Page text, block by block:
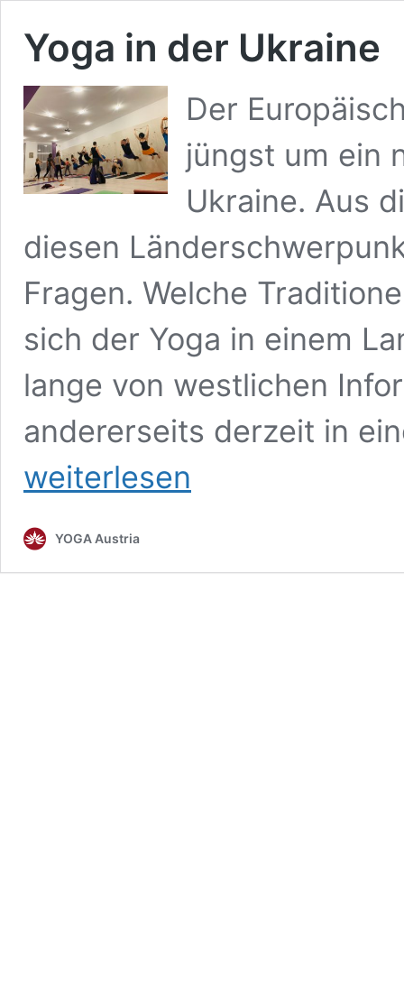
Yoga in der Ukraine
Der
jüngst um ein
Ukraine. Aus
diesen
Fragen. Welche
sich der Yoga in einem
lange von westlichen
andererseits derzeit in
weiterlesen
YOGA Austria